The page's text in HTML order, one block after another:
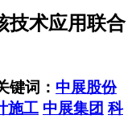
技术应用联合
词： 中展股份
施工 中展集团 科